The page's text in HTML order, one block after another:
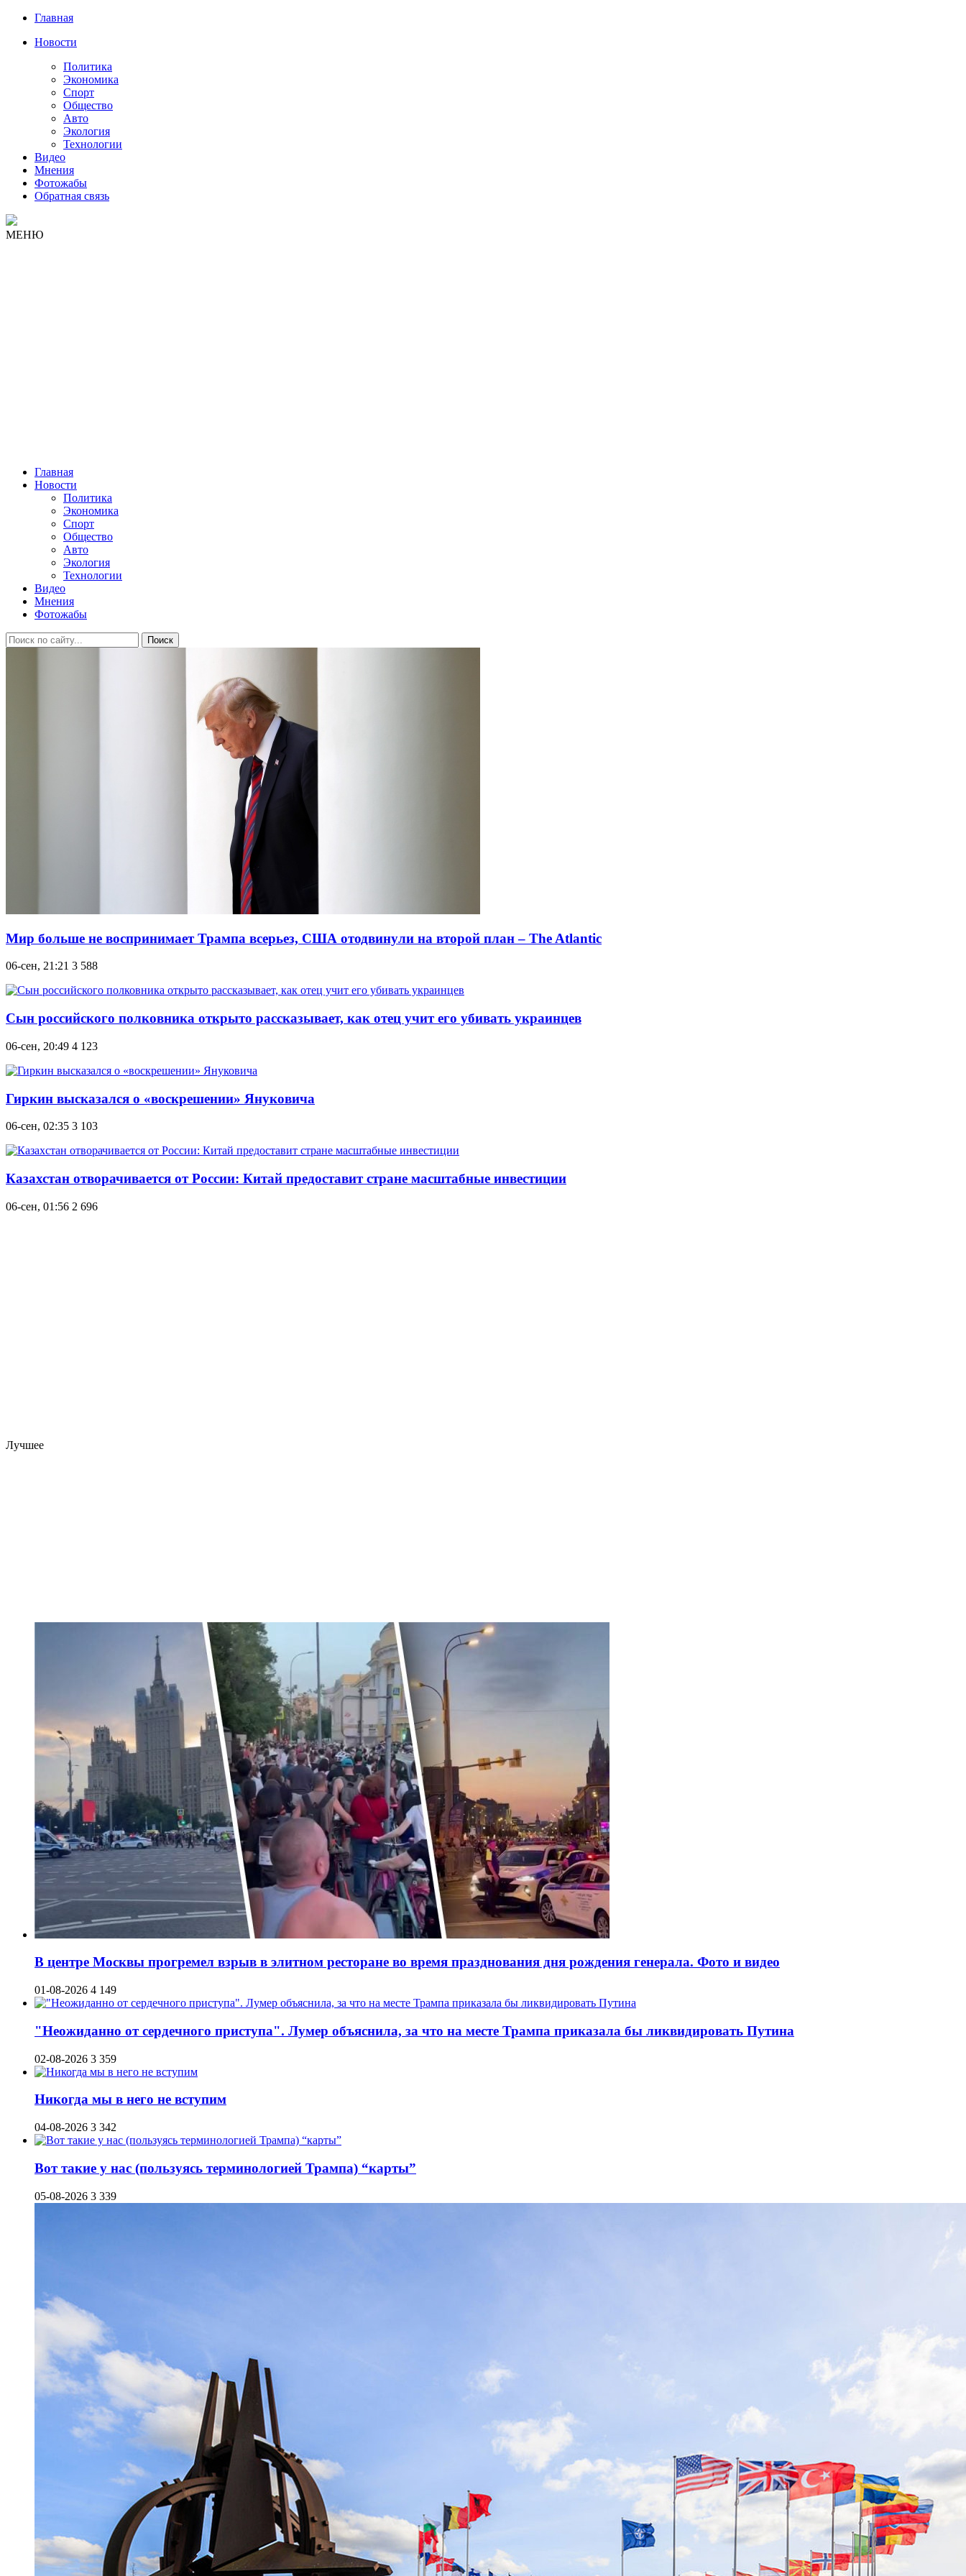
Главная
Новости
Политика
Экономика
Спорт
Общество
Авто
Экология
Технологии
Видео
Мнения
Фотожабы
Обратная связь
МЕНЮ
Главная
Новости
Политика
Экономика
Спорт
Общество
Авто
Экология
Технологии
Видео
Мнения
Фотожабы
Поиск
Мир больше не воспринимает Трампа всерьез, США отодвинули на второй план – The Atlantic
06-сен, 21:21 3 588
Сын российского полковника открыто рассказывает, как отец учит его убивать украинцев
06-сен, 20:49 4 123
Гиркин высказался о «воскрешении» Януковича
06-сен, 02:35 3 103
Казахстан отворачивается от России: Китай предоставит стране масштабные инвестиции
06-сен, 01:56 2 696
Лучшее
В центре Москвы прогремел взрыв в элитном ресторане во время празднования дня рождения генерала. Фото и видео
01-08-2026 4 149
"Неожиданно от сердечного приступа". Лумер объяснила, за что на месте Трампа приказала бы ликвидировать Путина
02-08-2026 3 359
Никогда мы в него не вступим
04-08-2026 3 342
Вот такие у нас (пользуясь терминологией Трампа) “карты”
05-08-2026 3 339